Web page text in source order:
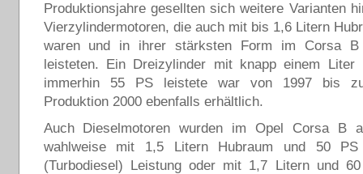
Produktionsjahre gesellten sich weitere Varianten
Vierzylindermotoren, die auch mit bis 1,6 Litern
waren und in ihrer stärksten Form im Corsa
leisteten. Ein Dreizylinder mit knapp einem Liter
immerhin 55 PS leistete war von 1997 bis
Produktion 2000 ebenfalls erhältlich.
Auch Dieselmotoren wurden im Opel Corsa B
wahlweise mit 1,5 Litern Hubraum und 50
(Turbodiesel) Leistung oder mit 1,7 Litern und